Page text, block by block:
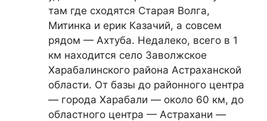
там где сходятся Старая Волга,
Митинка и ерик Казачий, а совсем
рядом — Ахтуба. Недалеко, всего в 1
км находится село Заволжское
Харабалинского района Астраханской
области. От базы до районного центра
— города Харабали — около 60 км, до
областного центра — Астрахани —